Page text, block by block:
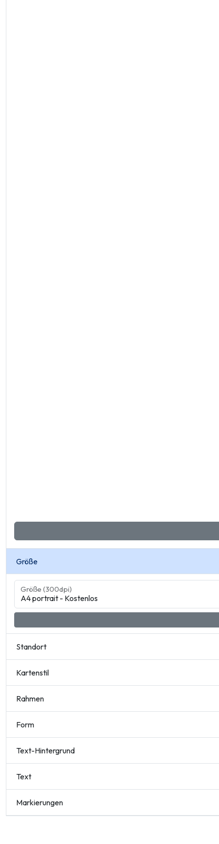
Größe
Größe (300dpi)
Standort
Kartenstil
Rahmen
Form
Text-Hintergrund
Text
Markierungen